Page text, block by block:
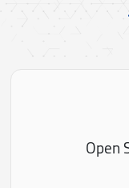
Open